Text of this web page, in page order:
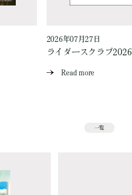
2026年07月27日
ライダースクラブ
Read more
一覧